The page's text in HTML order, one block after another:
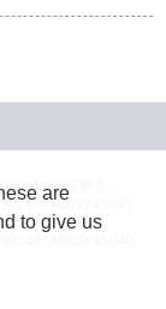
許諾番号：
許諾番号：
are
to give us